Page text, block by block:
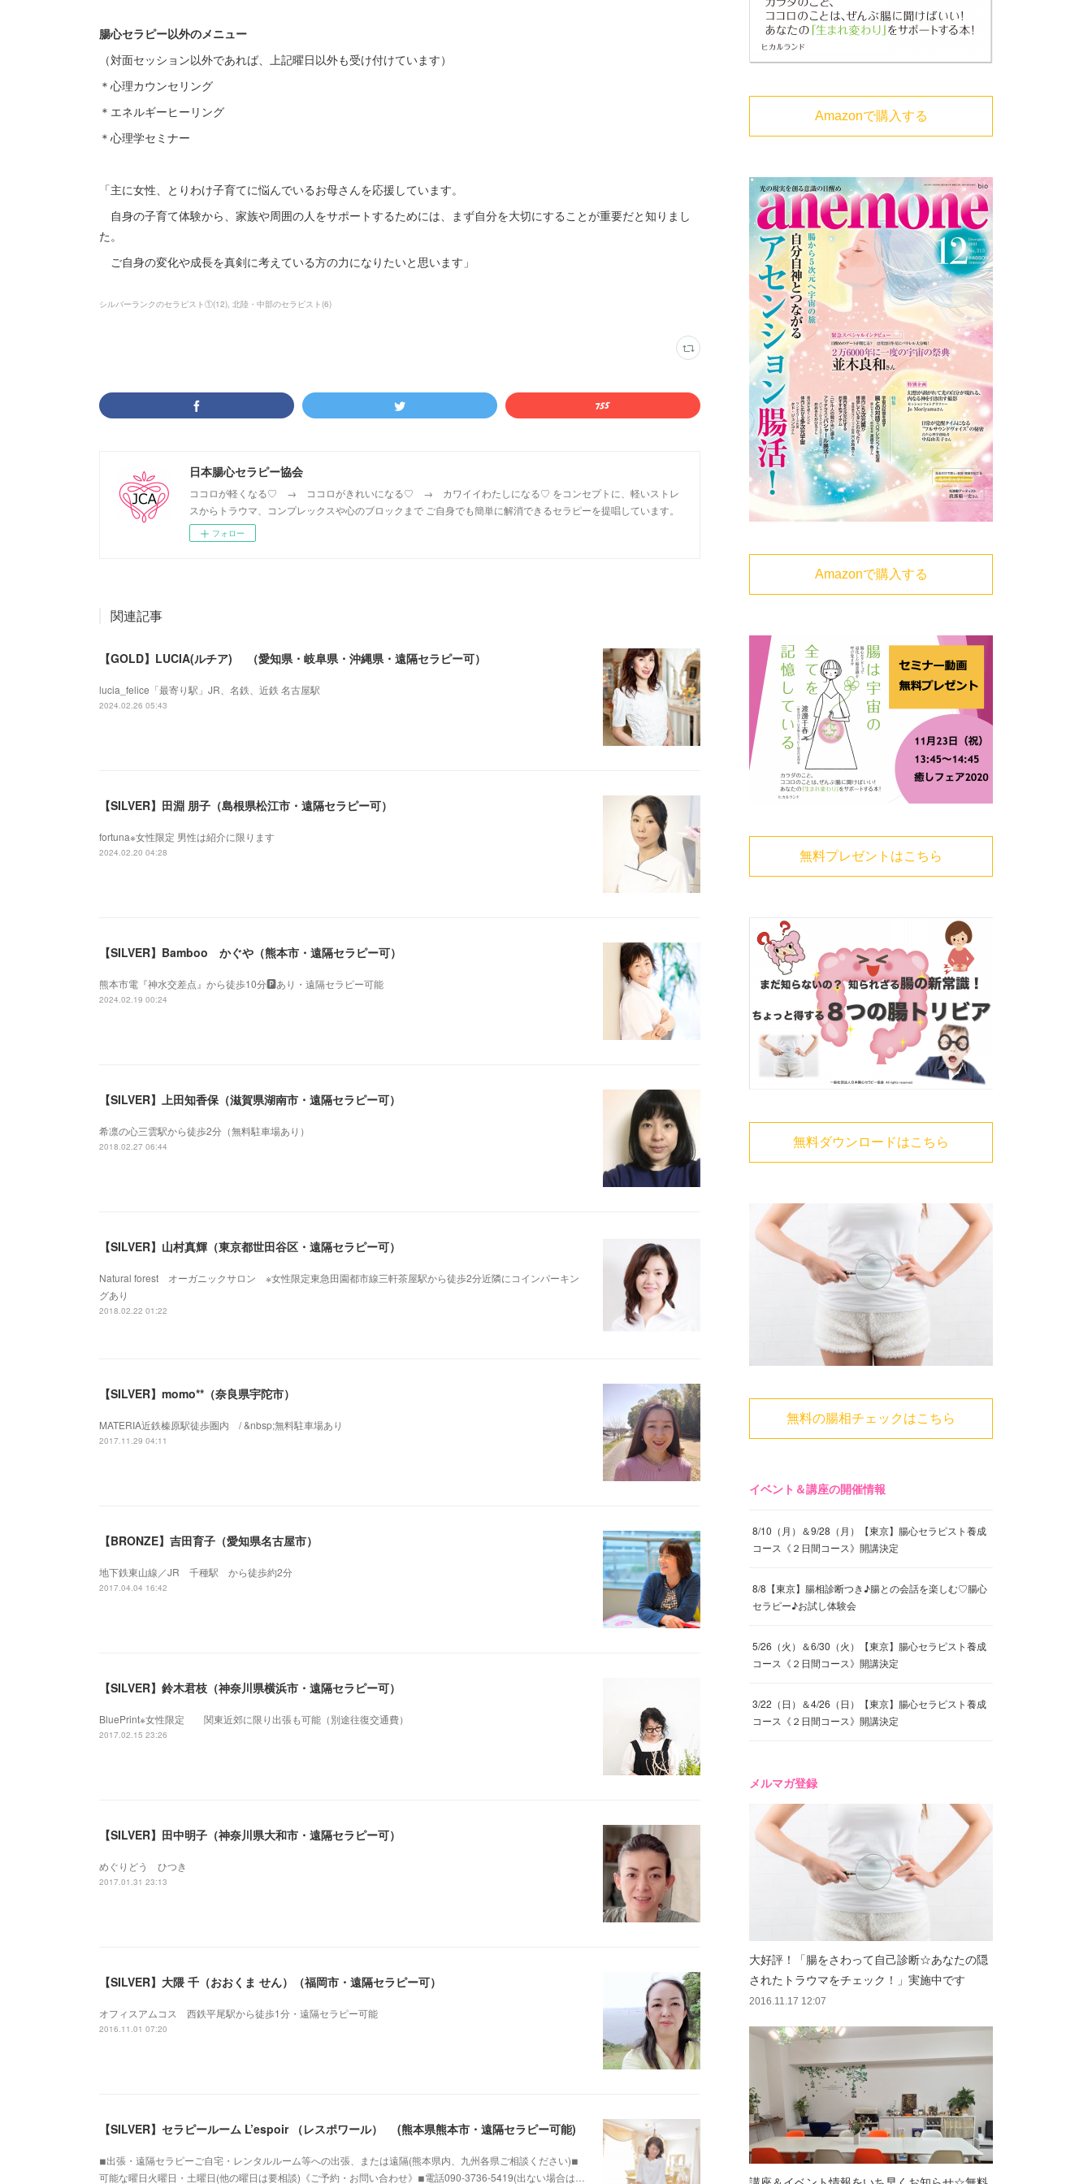
腸心セラピー以外のメニュー
（対面セッション以外であれば、上記曜日以外も受け付けています）
＊心理カウンセリング
＊エネルギーヒーリング
＊心理学セミナー
「主に女性、とりわけ子育てに悩んでいるお母さんを応援しています。
自身の子育て体験から、家族や周囲の人をサポートするためには、まず自分を大切にすることが重要だと知りまし
た。
ご自身の変化や成長を真剣に考えている方の力になりたいと思います」
シルバーランクのセラピスト①(12) 北陸・中部のセラピスト (6)
日本腸心セラピー協会
ココロが軽くなる♡ → ココロがきれいになる♡ → カワイイわたしになる♡ をコンセプトに、軽いストレ
スからトラウマ、コンプレックスや心のブロックまで ご自身でも簡単に解消できるセラピーを提唱しています。
フォロー
関連記事
【GOLD】LUCIA(ルチア) （愛知県・岐阜県・沖縄県・遠隔セラピー可）
lucia_felice「最寄り駅」JR、名鉄、近鉄 名古屋駅
2024.02.26 05:43
【SILVER】田淵 朋子（島根県松江市・遠隔セラピー可）
fortuna※女性限定 男性は紹介に限ります
2024.02.20 04:28
【SILVER】Bamboo かぐや（熊本市・遠隔セラピー可）
熊本市電『神水交差点』から徒歩10分🅿️あり・遠隔セラピー可能
2024.02.19 00:24
【SILVER】上田知香保（滋賀県湖南市・遠隔セラピー可）
希凛の心三雲駅から徒歩2分（無料駐車場あり）
2018.02.27 06:44
【SILVER】山村真輝（東京都世田谷区・遠隔セラピー可）
Natural forest オーガニックサロン ※女性限定東急田園都市線三軒茶屋駅から徒歩2分近隣にコインパーキン
グあり
2018.02.22 01:22
【SILVER】momo**（奈良県宇陀市）
MATERIA近鉄榛原駅徒歩圏内 / &nbsp;無料駐車場あり
2017.11.29 04:11
【BRONZE】吉田育子（愛知県名古屋市）
地下鉄東山線／JR 千種駅 から徒歩約2分
2017.04.04 16:42
【SILVER】鈴木君枝（神奈川県横浜市・遠隔セラピー可）
BluePrint※女性限定 関東近郊に限り出張も可能（別途往復交通費）
2017.02.15 23:26
【SILVER】田中明子（神奈川県大和市・遠隔セラピー可）
めぐりどう ひつき
2017.01.31 23:13
【SILVER】大隈 千（おおくま せん）（福岡市・遠隔セラピー可）
オフィスアムコス 西鉄平尾駅から徒歩1分・遠隔セラピー可能
2016.11.01 07:20
【SILVER】セラピールーム L’espoir （レスポワール） (熊本県熊本市・遠隔セラピー可能)
◾︎出張・遠隔セラピーご自宅・レンタルルーム等への出張、または遠隔(熊本県内、九州各県ご相談ください)◾︎
可能な曜日火曜日・土曜日(他の曜日は要相談)《ご予約・お問い合わせ》◾︎電話090-3736-5419(出ない場合は…
Amazonで購入する
Amazonで購入する
無料プレゼントはこちら
無料ダウンロードはこちら
無料の腸相チェックはこちら
イベント＆講座の開催情報
8/10（月）＆9/28（月）【東京】腸心セラピスト養成
コース《２日間コース》開講決定
8/8【東京】腸相診断つき♪腸との会話を楽しむ♡腸心
セラピー♪お試し体験会
5/26（火）＆6/30（火）【東京】腸心セラピスト養成
コース《２日間コース》開講決定
3/22（日）＆4/26（日）【東京】腸心セラピスト養成
コース《２日間コース》開講決定
メルマガ登録
大好評！「腸をさわって自己診断☆あなたの隠
されたトラウマをチェック！」実施中です
2016.11.17 12:07